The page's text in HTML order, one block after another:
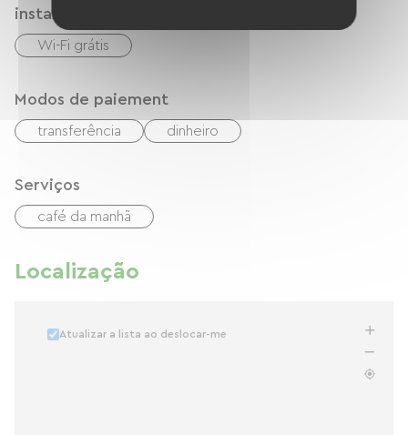
instalações
Wi-Fi grátis
Modos de paiement
transferência dinheiro
Serviços
café da manhã
Localização
Atualizar a lista ao deslocar-me